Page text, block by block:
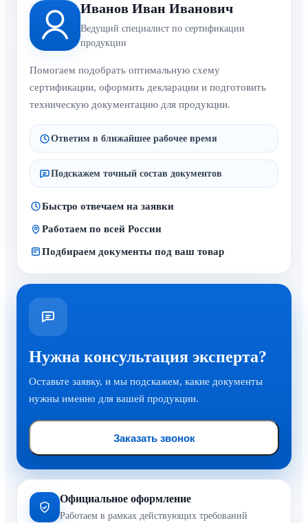
Иванов Иван Иванович
Ведущий специалист по сертификации
продукции
Помогаем подобрать оптимальную схему
сертификации, оформить декларации и подготовить
техническую документацию для продукции.
Ответим в ближайшее рабочее время
Подскажем точный состав документов
Быстро отвечаем на заявки
Работаем по всей России
Подбираем документы под ваш товар
Нужна консультация эксперта?
Оставьте заявку, и мы подскажем, какие документы
нужны именно для вашей продукции.
Заказать звонок
Официальное оформление
Работаем в рамках действующих требований